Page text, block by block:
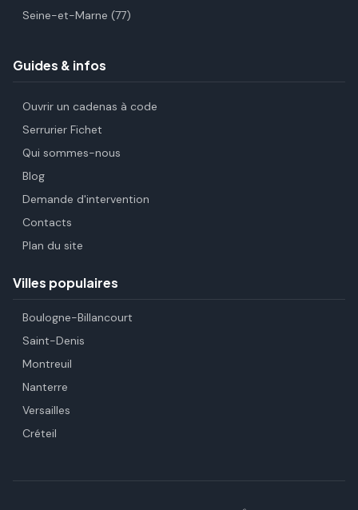
Seine-et-Marne (77)
Guides & infos
Ouvrir un cadenas à code
Serrurier Fichet
Qui sommes-nous
Blog
Demande d'intervention
Contacts
Plan du site
Villes populaires
Boulogne-Billancourt
Saint-Denis
Montreuil
Nanterre
Versailles
Créteil